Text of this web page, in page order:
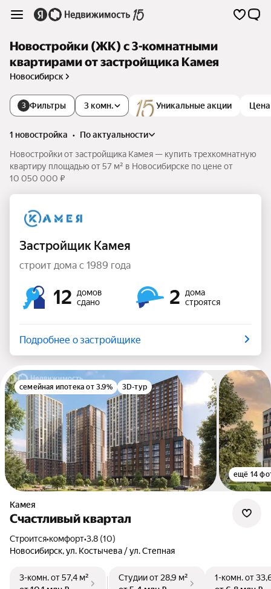
Новостройки (ЖК) с 3-комнатными
квартирами от застройщика Камея
Новосибирск
3 Фильтры Уникальные акции Цена
3 комн.
1 новостройка •
по актуальности
Новостройки от застройщика Камея — купить трехкомнатную
квартиру площадью от 57 м² в Новосибирске по цене от
10 050 000 ₽
Застройщик Камея
строит дома с 1989 года
12
домов
сдано
2
дома
строятся
Подробнее о застройщике
семейная ипотека от 3.9% 3D-тур
ещё 14
Камея
Счастливый квартал
Строится•комфорт•3.8 (10)
Новосибирск, ул. Костычева / ул. Степная
3-комн.от 57,4 м²
Студииот 28,9 м²
1-комн.от